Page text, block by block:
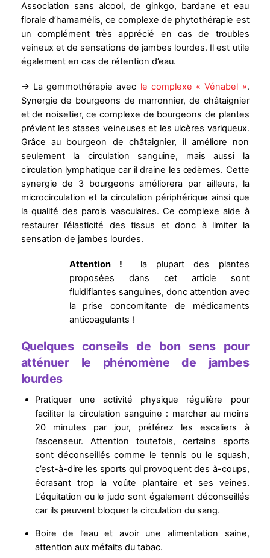
Association sans alcool, de ginkgo, bardane et eau
florale d’hamamélis, ce complexe de phytothérapie est
un complément très apprécié en cas de troubles
veineux et de sensations de jambes lourdes. Il est utile
également en cas de rétention d’eau.
→ La gemmothérapie avec le complexe « Vénabel ».
Synergie de bourgeons de marronnier, de châtaignier
et de noisetier, ce complexe de bourgeons de plantes
prévient les stases veineuses et les ulcères variqueux.
Grâce au bourgeon de châtaignier, il améliore non
seulement la circulation sanguine, mais aussi la
circulation lymphatique car il draine les œdèmes. Cette
synergie de 3 bourgeons améliorera par ailleurs, la
microcirculation et la circulation périphérique ainsi que
la qualité des parois vasculaires. Ce complexe aide à
restaurer l’élasticité des tissus et donc à limiter la
sensation de jambes lourdes.
Attention !
la plupart des plantes
proposées dans cet article sont
fluidifiantes sanguines, donc attention avec
la prise concomitante de médicaments
anticoagulants !
Quelques conseils de bon sens pour
atténuer le phénomène de jambes
lourdes
Pratiquer une activité physique régulière pour
faciliter la circulation sanguine : marcher au moins
20 minutes par jour, préférez les escaliers à
l’ascenseur. Attention toutefois, certains sports
sont déconseillés comme le tennis ou le squash,
c’est-à-dire les sports qui provoquent des à-coups,
écrasant trop la voûte plantaire et ses veines.
L’équitation ou le judo sont également déconseillés
car ils peuvent bloquer la circulation du sang.
Boire de l’eau et avoir une alimentation saine,
attention aux méfaits du tabac.